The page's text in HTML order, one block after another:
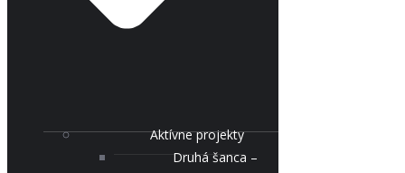
Aktívne projekty
Druhá šanca –